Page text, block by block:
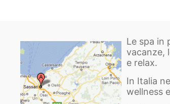
Le spa in
vacanze,
e relax.
In Italia
wellness